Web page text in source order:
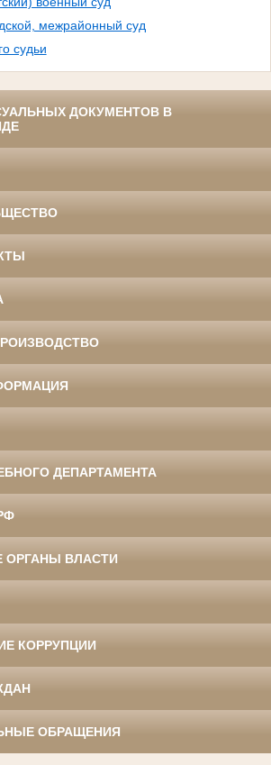
межрайонный суд
судьи
ДОКУМЕНТОВ В
ДЕПАРТАМЕНТА
ВЛАСТИ
КОРРУПЦИИ
ОБРАЩЕНИЯ